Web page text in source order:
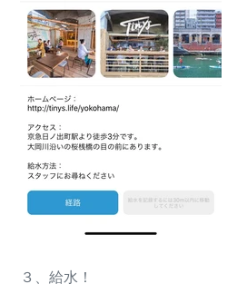
３、給水！